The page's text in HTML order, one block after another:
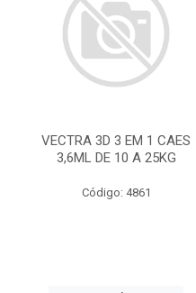
VECTRA 3D 3 EM 1 CAES
3,6ML DE 10 A 25KG
Código: 4861